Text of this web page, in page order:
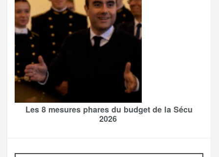
Les 8 mesures phares du budget de la Sécu
2026